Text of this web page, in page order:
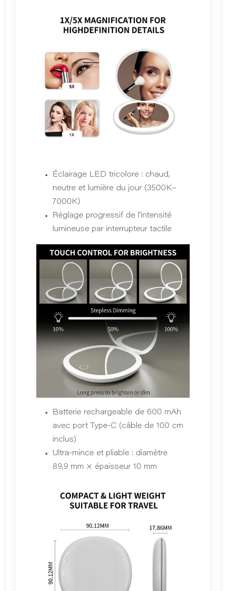
Éclairage LED tricolore : chaud,
neutre et lumière du jour (3500K–
7000K)
Réglage progressif de l'intensité
lumineuse par interrupteur tactile
Batterie rechargeable de 600 mAh
avec port Type-C (câble de 100 cm
inclus)
Ultra-mince et pliable : diamètre
89,9 mm × épaisseur 10 mm